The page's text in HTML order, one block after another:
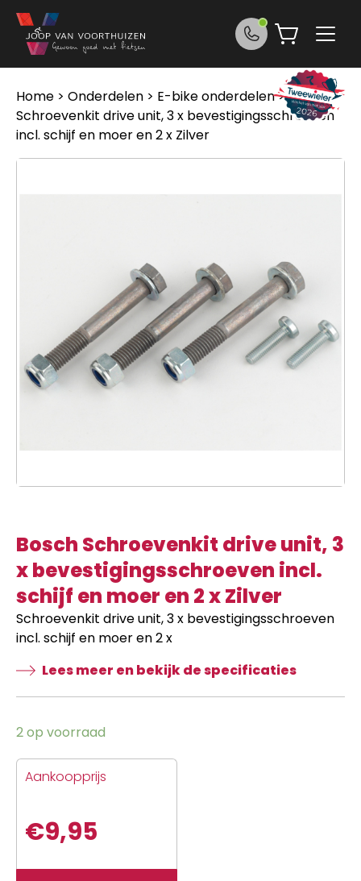
Ga naar de inhoud
Home > Onderdelen > E-bike onderdelen> Bosch
Schroevenkit drive unit, 3 x bevestigingsschroeven
incl. schijf en moer en 2 x Zilver
Bosch Schroevenkit drive unit, 3
x bevestigingsschroeven incl.
schijf en moer en 2 x Zilver
Schroevenkit drive unit, 3 x bevestigingsschroeven
incl. schijf en moer en 2 x
Lees meer en bekijk de specificaties
2 op voorraad
Aankoopprijs
€9,95